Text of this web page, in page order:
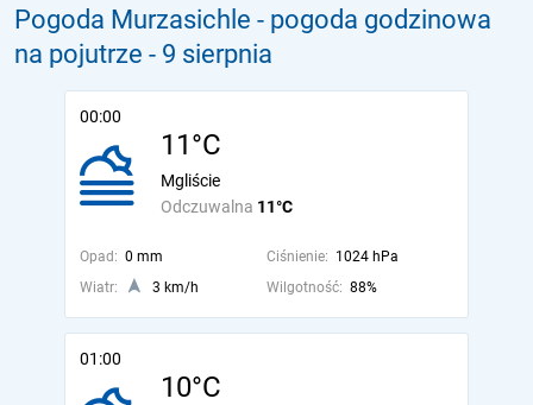
Pogoda Murzasichle - pogoda godzinowa
na pojutrze - 9 sierpnia
00:00
11°C
Odczuwalna 11°C
Mgliście
Opad: 0 mm Ciśnienie: 1024 hPa
Wiatr:
3 km/h Wilgotność: 88%
01:00
10°C